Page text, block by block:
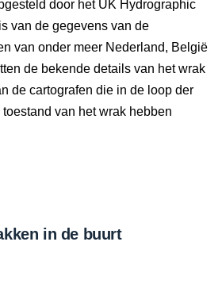
door het UK Hydrographic
van de gegevens van de
van onder meer Nederland, België
de bekende details van het wrak
de cartografen die in de loop der
van het wrak hebben
in de buurt